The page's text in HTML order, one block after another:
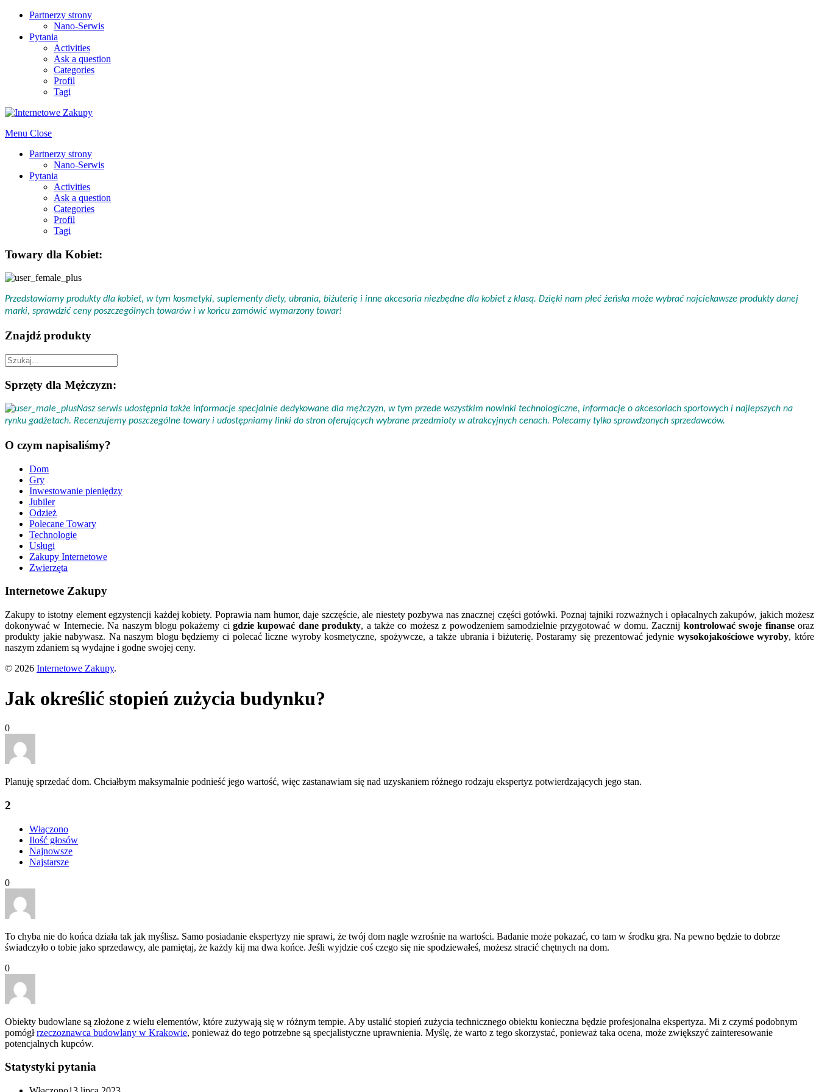
Partnerzy strony
Nano-Serwis
Pytania
Activities
Ask a question
Categories
Profil
Tagi
Menu Close
Partnerzy strony
Nano-Serwis
Pytania
Activities
Ask a question
Categories
Profil
Tagi
Towary dla Kobiet:
Przedstawiamy produkty dla kobiet, w tym kosmetyki, suplementy diety, ubrania, biżuterię i inne akcesoria niezbędne dla kobiet z klasą. Dzięki nam płeć żeńska może wybrać najciekawsze produkty danej
marki, sprawdzić ceny poszczególnych towarów i w końcu zamówić wymarzony towar!
Znajdź produkty
Sprzęty dla Mężczyzn:
Nasz serwis udostępnia także informacje specjalnie dedykowane dla mężczyzn, w tym przede wszystkim nowinki technologiczne, informacje o akcesoriach sportowych i najlepszych na
rynku gadżetach. Recenzujemy poszczególne towary i udostępniamy linki do stron oferujących wybrane przedmioty w atrakcyjnych cenach. Polecamy tylko sprawdzonych sprzedawców.
O czym napisaliśmy?
Dom
Gry
Inwestowanie pieniędzy
Jubiler
Odzież
Polecane Towary
Technologie
Usługi
Zakupy Internetowe
Zwierzęta
Internetowe Zakupy
Zakupy to istotny element egzystencji każdej kobiety. Poprawia nam humor, daje szczęście, ale niestety pozbywa nas znacznej części gotówki. Poznaj tajniki rozważnych i opłacalnych zakupów, jakich możesz
dokonywać w Internecie. Na naszym blogu pokażemy cigdzie kupować dane produkty, a także co możesz z powodzeniem samodzielnie przygotować w domu. Zacznij kontrolować swoje finanseoraz
produkty jakie nabywasz. Na naszym blogu będziemy ci polecać liczne wyroby kosmetyczne, spożywcze, a także ubrania i biżuterię. Postaramy się prezentować jedynie wysokojakościowe wyroby, które
naszym zdaniem są wydajne i godne swojej ceny.
© 2026 Internetowe Zakupy.
Jak określić stopień zużycia budynku?
0
Planuję sprzedać dom. Chciałbym maksymalnie podnieść jego wartość, więc zastanawiam się nad uzyskaniem różnego rodzaju ekspertyz potwierdzających jego stan.
2
Włączono
Ilość głosów
Najnowsze
Najstarsze
0
To chyba nie do końca działa tak jak myślisz. Samo posiadanie ekspertyzy nie sprawi, że twój dom nagle wzrośnie na wartości. Badanie może pokazać, co tam w środku gra. Na pewno będzie to dobrze
świadczyło o tobie jako sprzedawcy, ale pamiętaj, że każdy kij ma dwa końce. Jeśli wyjdzie coś czego się nie spodziewałeś, możesz stracić chętnych na dom.
0
Obiekty budowlane są złożone z wielu elementów, które zużywają się w różnym tempie. Aby ustalić stopień zużycia technicznego obiektu konieczna będzie profesjonalna ekspertyza. Mi z czymś podobnym
pomógłrzeczoznawca budowlany w Krakowie, ponieważ do tego potrzebne są specjalistyczne uprawnienia. Myślę, że warto z tego skorzystać, ponieważ taka ocena, może zwiększyć zainteresowanie
potencjalnych kupców.
Statystyki pytania